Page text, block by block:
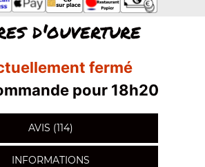
d'ouverture
fermé
pour 18h20
AVIS (114)
INFORMATIONS